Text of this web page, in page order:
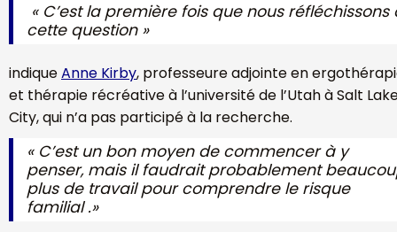
« C’est la première fois que nous réfléchissons
cette question»
indiqueAnne Kirby, professeure adjointe en
et thérapie récréative à l’université de l’Utah à Salt
City, qui n’a pas participé à la recherche.
« C’est un bon moyen de commencer à y
penser, mais il faudrait probablement
plus de travail pour comprendre le risque
familial .»